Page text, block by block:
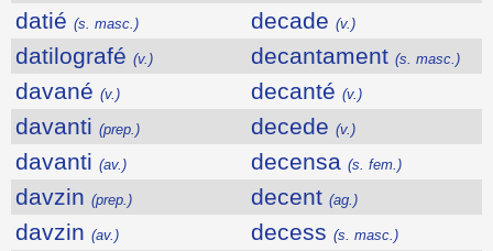
datié (s. masc.) decade (v.)
datilografé (v.) decantament (s. masc.)
davané (v.) decanté (v.)
davanti (prep.) decede (v.)
davanti (av.) decensa (s. fem.)
davzin (prep.) decent (ag.)
davzin (av.) decess (s. masc.)